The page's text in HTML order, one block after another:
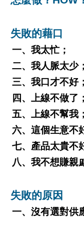
失敗的藉口
一、我太忙；
二、我人脈太少；
三、我口才不好；
四、上線不做了；
五、上線不幫我；
六、這個生意不
七、產品太貴不
八、我不想賺親
失敗的原因
一、沒有選對供